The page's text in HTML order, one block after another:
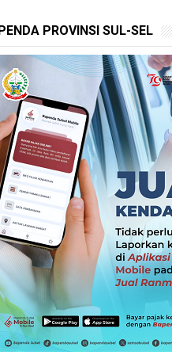
PROVINSI SUL-SEL